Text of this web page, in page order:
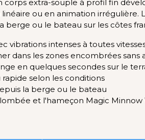
corps extra-souple à profil fin
ou en animation
ou le bateau sur les côtes
vibrations intenses à toutes
dans les zones encombrées sans
en quelques secondes sur le
selon les conditions
la berge ou le bateau
et l'hameçon Magic Minnow